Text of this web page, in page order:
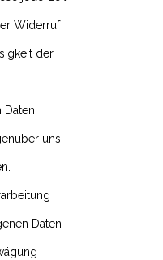
Widerruf
der
uns
Daten